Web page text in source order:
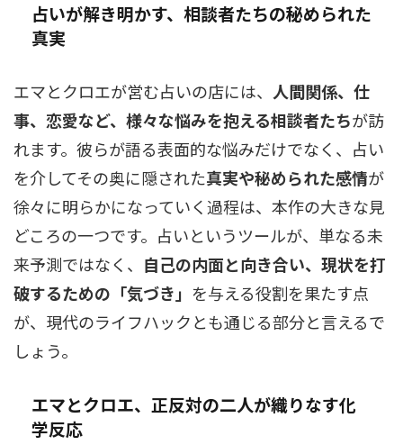
占いが解き明かす、相談者たちの秘められた
真実
エマとクロエが営む占いの店には、 人間関係、仕
事、恋愛など、様々な悩みを抱える相談者たちが訪
れます。彼らが語る表面的な悩みだけでなく、占い
を介してその奥に隠された真実や秘められた感情が
徐々に明らかになっていく過程は、本作の大きな見
どころの一つです。占いというツールが、単なる未
来予測ではなく、 自己の内面と向き合い、現状を打
破するための「気づき」 を与える役割を果たす点
が、現代のライフハックとも通じる部分と言えるで
しょう。
エマとクロエ、正反対の二人が織りなす化
学反応